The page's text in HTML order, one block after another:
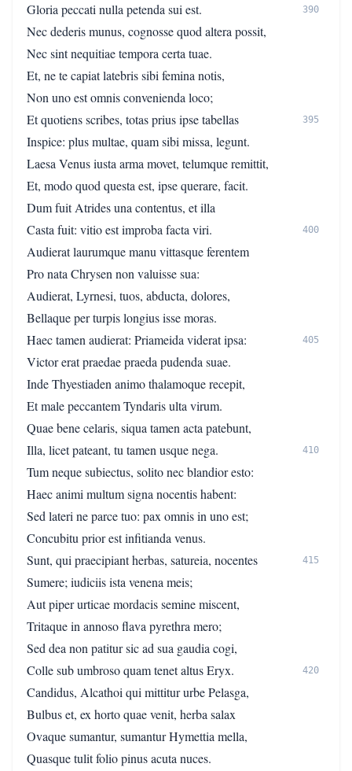
Gloria peccati nulla petenda sui est.
390
Nec dederis munus, cognosse quod altera possit,
Nec sint nequitiae tempora certa tuae.
Et, ne te capiat latebris sibi femina notis,
Non uno est omnis convenienda loco;
Et quotiens scribes, totas prius ipse tabellas
395
Inspice: plus multae, quam sibi missa, legunt.
Laesa Venus iusta arma movet, telumque remittit,
Et, modo quod questa est, ipse querare, facit.
Dum fuit Atrides una contentus, et illa
Casta fuit: vitio est improba facta viri.
400
Audierat laurumque manu vittasque ferentem
Pro nata Chrysen non valuisse sua:
Audierat, Lyrnesi, tuos, abducta, dolores,
Bellaque per turpis longius isse moras.
Haec tamen audierat: Priameida viderat ipsa:
405
Victor erat praedae praeda pudenda suae.
Inde Thyestiaden animo thalamoque recepit,
Et male peccantem Tyndaris ulta virum.
Quae bene celaris, siqua tamen acta patebunt,
Illa, licet pateant, tu tamen usque nega.
410
Tum neque subiectus, solito nec blandior esto:
Haec animi multum signa nocentis habent:
Sed lateri ne parce tuo: pax omnis in uno est;
Concubitu prior est infitianda venus.
Sunt, qui praecipiant herbas, satureia, nocentes
415
Sumere; iudiciis ista venena meis;
Aut piper urticae mordacis semine miscent,
Tritaque in annoso flava pyrethra mero;
Sed dea non patitur sic ad sua gaudia cogi,
Colle sub umbroso quam tenet altus Eryx.
420
Candidus, Alcathoi qui mittitur urbe Pelasga,
Bulbus et, ex horto quae venit, herba salax
Ovaque sumantur, sumantur Hymettia mella,
Quasque tulit folio pinus acuta nuces.